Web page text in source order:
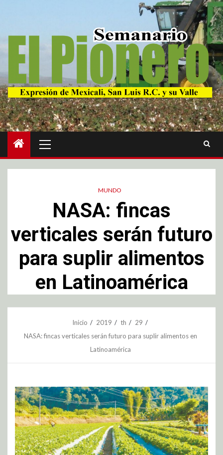
MUNDO
NASA: fincas
verticales serán futuro
para suplir alimentos
en Latinoamérica
Inicio 2019 th
29
NASA: fincas verticales serán futuro para suplir alimentos en
Latinoamérica